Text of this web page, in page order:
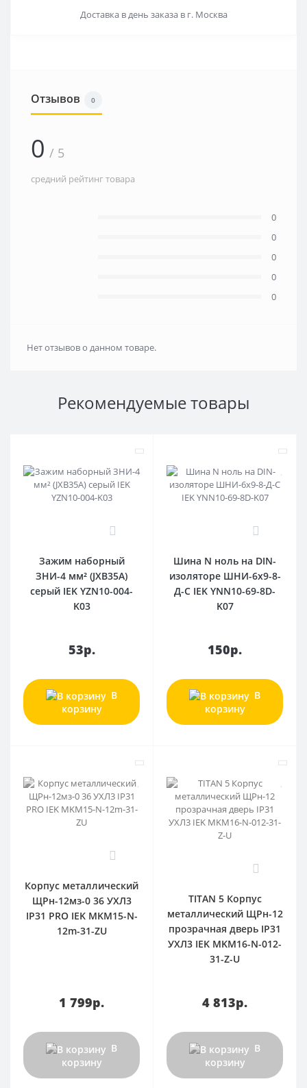
Доставка в день заказа в г. Москва
Отзывов 0
0 / 5
средний рейтинг товара
0
0
0
0
0
Нет отзывов о данном товаре.
Рекомендуемые товары
0
Зажим наборный
ЗНИ-4 мм² (JXB35А)
серый IEK YZN10-004-
K03
53р.
В
корзину
0
Шина N ноль на DIN-
изоляторе ШНИ-6х9-8-
Д-С IEK YNN10-69-8D-
K07
150р.
В
корзину
Корпус металлический
ЩРн-12мз-0 36 УХЛ3
IP31 PRO IEK MKM15-N-
12m-31-ZU
1 799р.
В
корзину
TITAN 5 Корпус
металлический ЩРн-12
прозрачная дверь IP31
УХЛ3 IEK MKM16-N-012-
31-Z-U
4 813р.
В
корзину